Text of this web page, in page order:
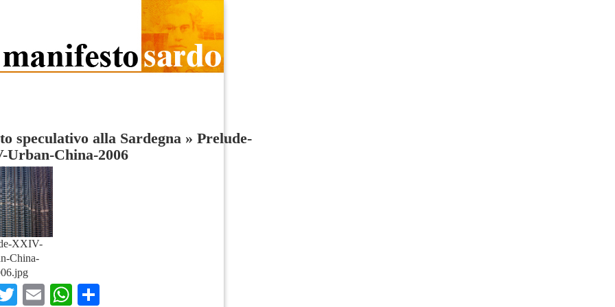
speculativo alla Sardegna » Prelude-
Urban-China-2006
XXIV-
China-
TwitterEmailWhatsApp